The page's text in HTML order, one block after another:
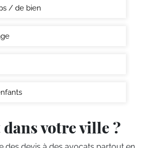
/ de bien
dans votre ville ?